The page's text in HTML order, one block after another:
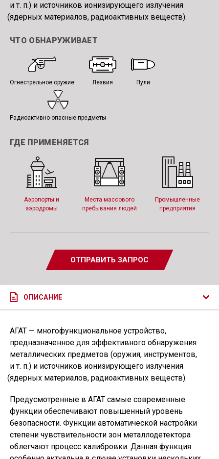
и т. п.) и источников ионизирующего излучения
(ядерных материалов, радиоактивных веществ).
ЧТО ОБНАРУЖИВАЕТ
Огнестрельное оружие Лезвия Пули
Радиоактивно-опасные предметы
ГДЕ ПРИМЕНЯЕТСЯ
Аэропорты и
аэродромы
Места массового
пребывания людей
Промышленные
предприятия
ОТПРАВИТЬ ЗАПРОС
ОПИСАНИЕ
АГАТ — многофункциональное устройство,
предназначенное для эффективного обнаружения
металлических предметов (оружия, инструментов,
и т. п.) и источников ионизирующего излучения
(ядерных материалов, радиоактивных веществ).
Предусмотренные в АГАТ самые современные
функции обеспечивают повышенный уровень
безопасности. Функции автоматической настройки
степени чувствительности зон металлодетектора
облегчают процесс калибровки. Данная функция